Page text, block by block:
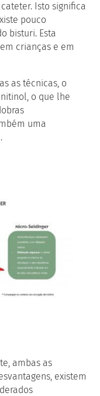
Isto significa
pouco
bisturi. Esta
crianças e em
as técnicas, o
o que lhe
uma
ambas as
existem